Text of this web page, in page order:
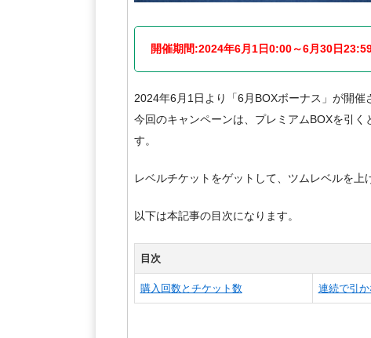
開催期間:2024年6月1日0:00～6月30日
2024年6月1日より「6月BOXボーナス」が開催
今回のキャンペーンは、プレミアムBOXを引
す。
レベルチケットをゲットして、ツムレベルを上
以下は本記事の目次になります。
目次
購入回数とチケット数 連続で引